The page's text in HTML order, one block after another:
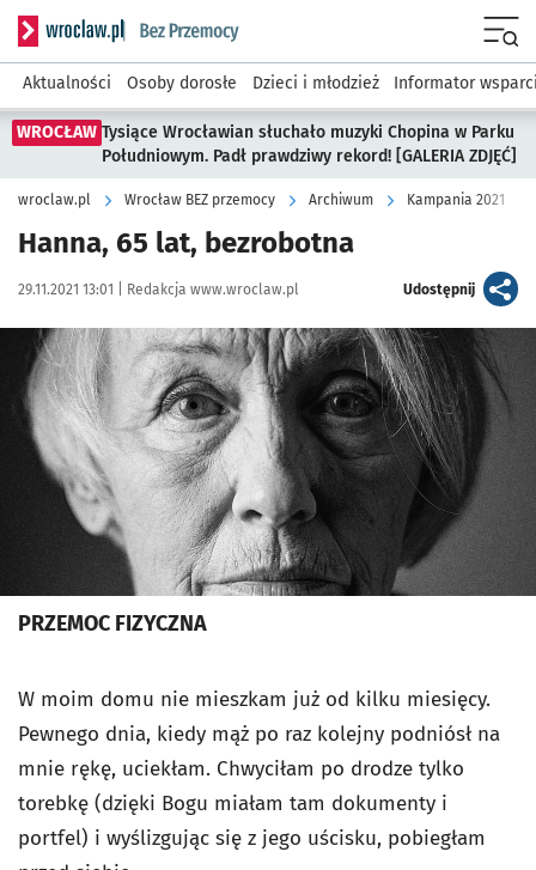
Serwis informacyjny wroclaw.pl podserwis: Bez przemocy
Aktualności Osoby dorosłe Dzieci i młodzież Informator
WROCŁAW Tysiące Wrocławian słuchało muzyki Chopina w Parku
Południowym. Padł prawdziwy rekord! [GALERIA ZDJĘĆ]
wroclaw.pl Wrocław BEZ przemocy Archiwum Kampania 2021
Hanna, 65 lat, bezrobotna
Data publikacji:
29.11.2021 13:01 | Autor:
Redakcja www.wroclaw.pl Udostępnijartykuł
Kliknij, aby powiększyć
PRZEMOC FIZYCZNA
W moim domu nie mieszkam już od kilku miesięcy.
Pewnego dnia, kiedy mąż po raz kolejny podniósł na
mnie rękę, uciekłam. Chwyciłam po drodze tylko
torebkę (dzięki Bogu miałam tam dokumenty i
portfel) i wyślizgując się z jego uścisku, pobiegłam